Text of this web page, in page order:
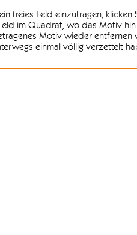
freies Feld einzutragen,
im Quadrat, wo das Motiv hin
Motiv wieder
einmal völlig verzettelt